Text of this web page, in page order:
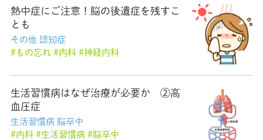
熱中症にご注意！脳の後遺症を残すこ
とも
その他 認知症
もの忘れ
内科 神経内科
生活習慣病はなぜ治療が必要か ②高
血圧症
生活習慣病 脳卒中
内科
生活習慣病 脳卒中